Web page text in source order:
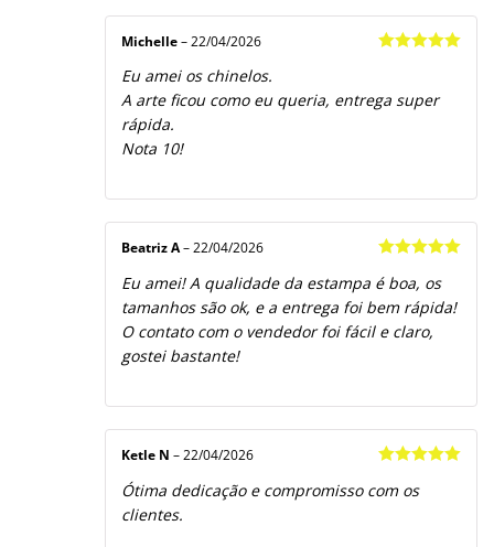
Michelle – 22/04/2026
Eu amei os chinelos.
A arte ficou como eu queria, entrega super
rápida.
Nota 10!
de 5
Beatriz A– 22/04/2026
Eu amei! A qualidade da estampa é boa, os
tamanhos são ok, e a entrega foi bem rápida!
O contato com o vendedor foi fácil e claro,
gostei bastante!
de 5
Ketle N – 22/04/2026
Ótima dedicação e compromisso com os
clientes.